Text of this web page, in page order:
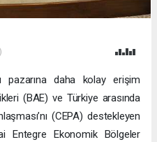
pazarına daha kolay erişim
(BAE) ve Türkiye arasında
(CEPA) destekleyen
Entegre Ekonomik Bölgeler